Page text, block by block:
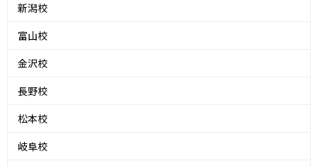
新潟校
富山校
金沢校
長野校
松本校
岐阜校